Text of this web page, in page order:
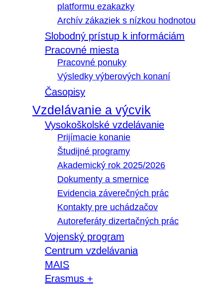
platformu ezakazky
Archív zákaziek s nízkou hodnotou
Slobodný prístup k informáciám
Pracovné miesta
Pracovné ponuky
Výsledky výberových konaní
Časopisy
Vzdelávanie a výcvik
Vysokoškolské vzdelávanie
Prijímacie konanie
Študijné programy
Akademický rok 2025/2026
Dokumenty a smernice
Evidencia záverečných prác
Kontakty pre uchádzačov
Autoreferáty dizertačných prác
Vojenský program
Centrum vzdelávania
MAIS
Erasmus +